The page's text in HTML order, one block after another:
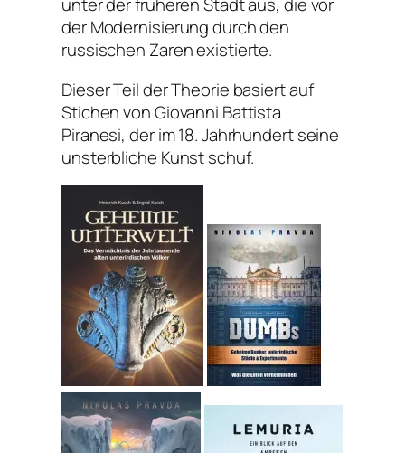
unter der früheren Stadt aus, die vor
der Modernisierung durch den
russischen Zaren existierte.
Dieser Teil der Theorie basiert auf
Stichen von Giovanni Battista
Piranesi, der im 18. Jahrhundert seine
unsterbliche Kunst schuf.